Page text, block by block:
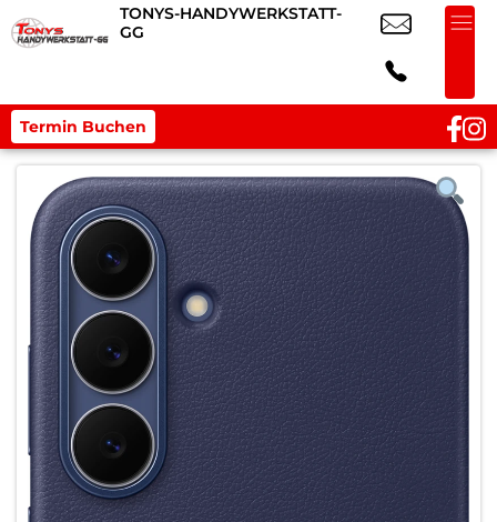
TONYS-HANDYWERKSTATT-
GG
Termin Buchen